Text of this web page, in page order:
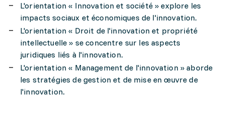
L'orientation « Innovation et société » explore les
impacts sociaux et économiques de l'innovation.
L'orientation « Droit de l'innovation et propriété
intellectuelle » se concentre sur les aspects
juridiques liés à l'innovation.
L'orientation « Management de l'innovation » aborde
les stratégies de gestion et de mise en œuvre de
l'innovation.